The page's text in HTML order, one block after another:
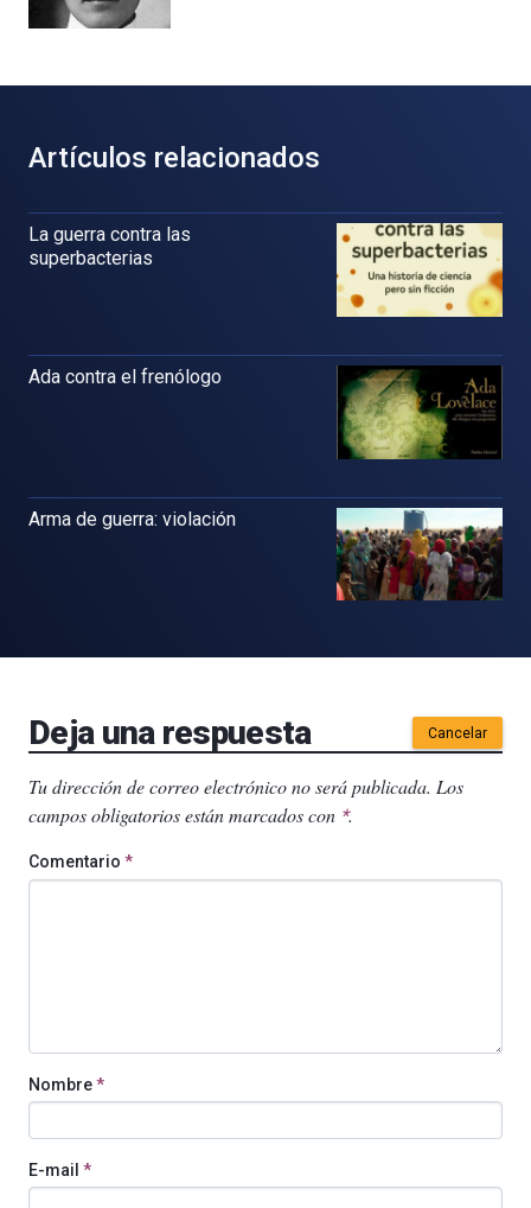
Artículos relacionados
La guerra contra las
superbacterias
Ada contra el frenólogo
Arma de guerra: violación
Deja una respuesta Cancelar
Tu dirección de correo electrónico no será publicada. Los
campos obligatorios están marcados con *.
Comentario *
Nombre*
E-mail *